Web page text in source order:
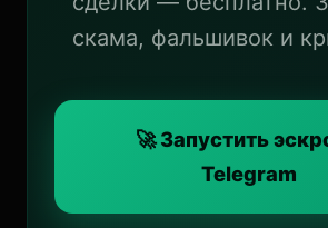
скама, фальшивок и
🚀 Запустить
Telegram